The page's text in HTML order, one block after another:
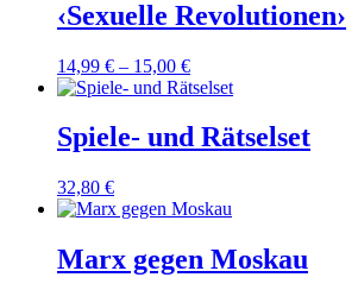
‹Sexuelle Revolutionen›
14,99 € – 15,00 €
Spiele- und Rätselset
32,80 €
Marx gegen Moskau